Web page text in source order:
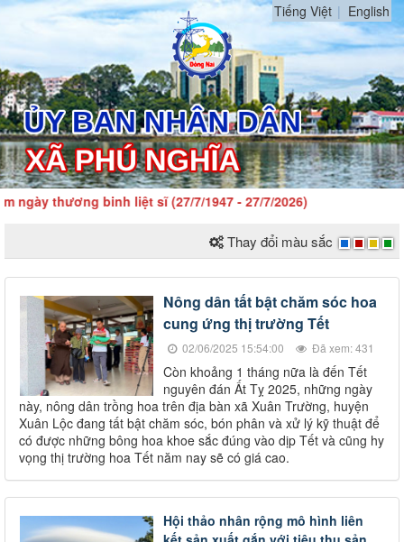
Tiếng Việt English
ngày thương binh liệt sĩ (27/7/1947 - 27/7/2026)
Thay đổi màu sắc
Nông dân tất bật chăm sóc hoa
cung ứng thị trường Tết
02/06/2025 15:54:00 Đã xem: 431
Còn khoảng 1 tháng nữa là đến Tết
nguyên đán Ất Tỵ 2025, những ngày
này, nông dân trồng hoa trên địa bàn xã Xuân Trường, huyện
Xuân Lộc đang tất bật chăm sóc, bón phân và xử lý kỹ thuật để
có được những bông hoa khoe sắc đúng vào dịp Tết và cũng hy
vọng thị trường hoa Tết năm nay sẽ có giá cao.
Hội thảo nhân rộng mô hình liên